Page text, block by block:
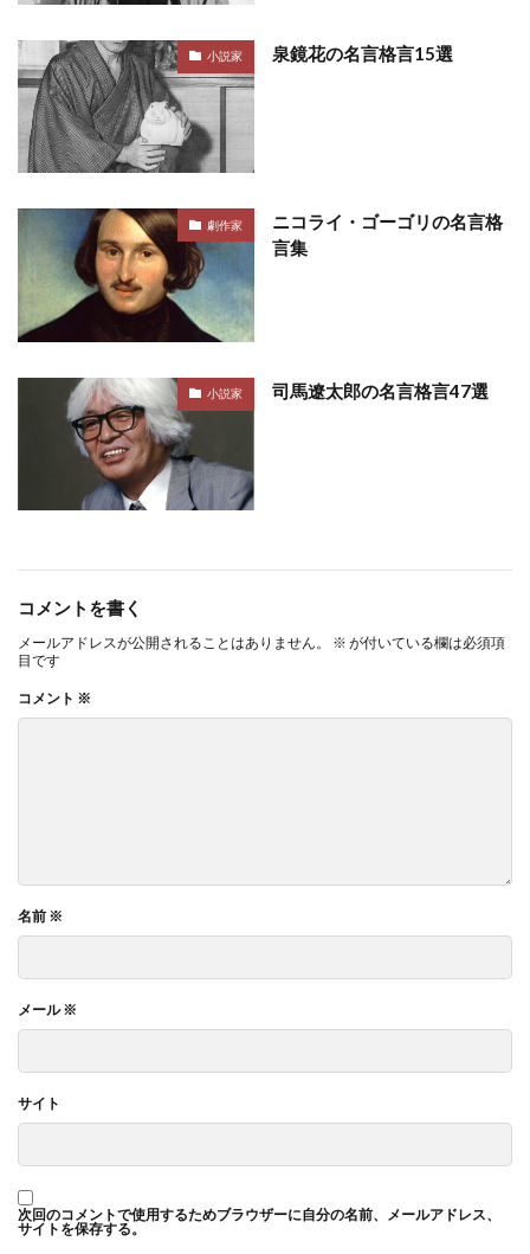
小説家 泉鏡花の名言格言15選
劇作家
ニコライ・ゴーゴリの名言格
言集
小説家 司馬遼太郎の名言格言47選
コメントを書く
メールアドレスが公開されることはありません。 ※ が付いている欄は必須項
目です
コメント ※
名前 ※
メール※
サイト
次回のコメントで使用するためブラウザーに自分の名前、メールアドレス、
サイトを保存する。